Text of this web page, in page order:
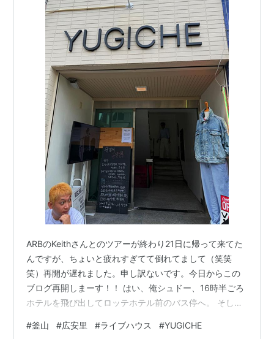
ARBのKeithさんとのツアーが終わり21日に帰って来てた
んですが、ちょいと疲れすぎてて倒れてまして（笑笑
笑）再開が遅れました。申し訳ないです。今日からこの
ブログ再開しまーす！！ はい、俺シュドー、16時半ごろ
ホテルを飛び出してロッテホテル前のバス停へ。 そした
バスがこっから目的地まで行くみたいなんだけど、各番
#釜山 #広安里 #ライブハウス #YUGICHE